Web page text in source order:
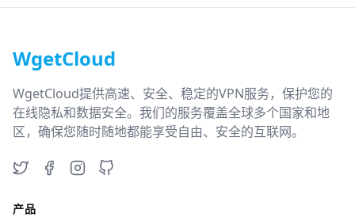
WgetCloud
WgetCloud提供高速、安全、稳定的VPN服务，保护您的
在线隐私和数据安全。我们的服务覆盖全球多个国家和地
区，确保您随时随地都能享受自由、安全的互联网。
TwitterFacebookInstagram
GitHub
产品